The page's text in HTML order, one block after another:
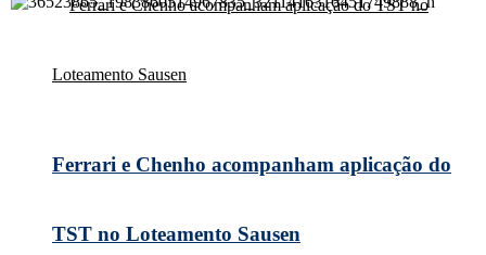
Ferrari e Chenho acompanham aplicação do
TST no Loteamento Sausen